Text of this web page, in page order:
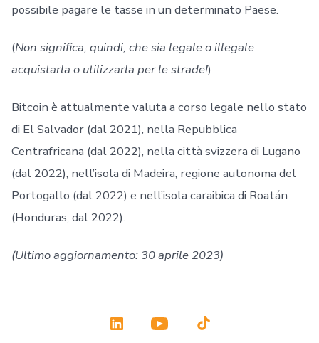
possibile pagare le tasse in un determinato Paese.
(Non significa, quindi, che sia legale o illegale
acquistarla o utilizzarla per le strade!)
Bitcoin è attualmente valuta a corso legale nello stato
di El Salvador (dal 2021), nella Repubblica
Centrafricana (dal 2022), nella città svizzera di Lugano
(dal 2022), nell’isola di Madeira, regione autonoma del
Portogallo (dal 2022) e nell’isola caraibica di Roatán
(Honduras, dal 2022).
(Ultimo aggiornamento: 30 aprile 2023)
Apri
Apri
Apri